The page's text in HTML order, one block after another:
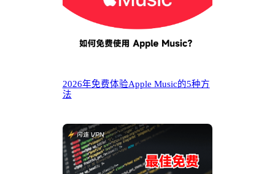
2026年免费体验Apple Music的5种方
法